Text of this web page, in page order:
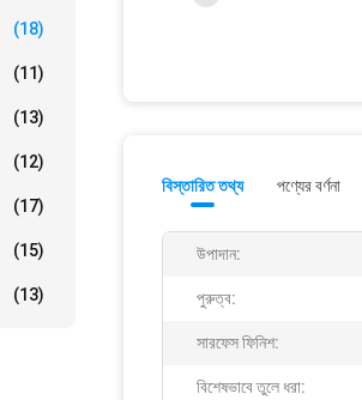
(18)
(11)
(13)
(12)
(17)
(15)
(13)
বিস্তারিত তথ্য পণ্যের বর্ণনা
উপাদান:
পুরুত্ব:
সারফেস ফিনিশ:
বিশেষভাবে তুলে ধরা: